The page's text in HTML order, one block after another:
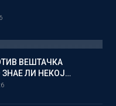
ВЕШТАЧКА
ЗНАЕ ЛИ НЕКОЈ…